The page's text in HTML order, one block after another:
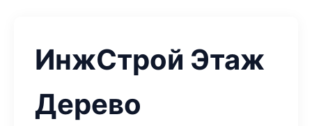
ИнжСтрой Этаж
Дерево